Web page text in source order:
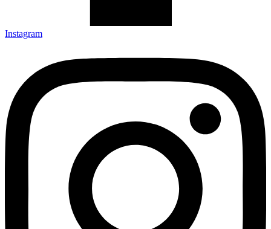
Instagram